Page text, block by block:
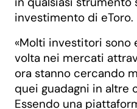
investimento di eToro.
«Molti investitori sono
volta nei mercati
ora stanno cercando
quei guadagni in altre
Essendo una